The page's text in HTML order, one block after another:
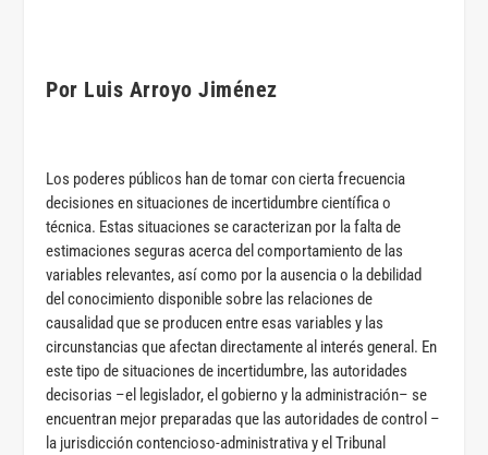
Por Luis Arroyo Jiménez
Los poderes públicos han de tomar con cierta frecuencia
decisiones en situaciones de incertidumbre científica o
técnica. Estas situaciones se caracterizan por la falta de
estimaciones seguras acerca del comportamiento de las
variables relevantes, así como por la ausencia o la debilidad
del conocimiento disponible sobre las relaciones de
causalidad que se producen entre esas variables y las
circunstancias que afectan directamente al interés general. En
este tipo de situaciones de incertidumbre, las autoridades
decisorias –el legislador, el gobierno y la administración– se
encuentran mejor preparadas que las autoridades de control –
la jurisdicción contencioso-administrativa y el Tribunal